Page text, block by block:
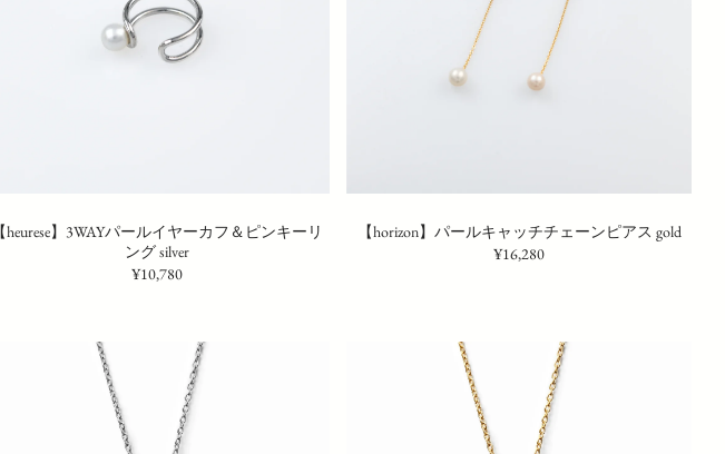
【heurese】3WAYパールイヤーカフ＆ピンキーリ
ング silver
¥10,780
【horizon】パールキャッチチェーンピアス gold
¥16,280